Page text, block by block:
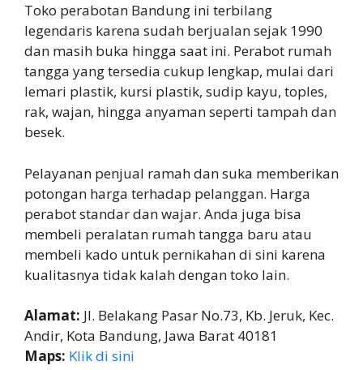
Toko perabotan Bandung ini terbilang
legendaris karena sudah berjualan sejak 1990
dan masih buka hingga saat ini. Perabot rumah
tangga yang tersedia cukup lengkap, mulai dari
lemari plastik, kursi plastik, sudip kayu, toples,
rak, wajan, hingga anyaman seperti tampah dan
besek.
Pelayanan penjual ramah dan suka memberikan
potongan harga terhadap pelanggan. Harga
perabot standar dan wajar. Anda juga bisa
membeli peralatan rumah tangga baru atau
membeli kado untuk pernikahan di sini karena
kualitasnya tidak kalah dengan toko lain.
Alamat: Jl. Belakang Pasar No.73, Kb. Jeruk, Kec.
Andir, Kota Bandung, Jawa Barat 40181
Maps: Klik di sini